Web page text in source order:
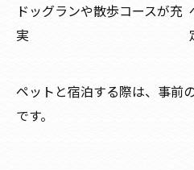
ドッグランや散歩コースが充
実
ペットと宿泊する際は、事前
です。